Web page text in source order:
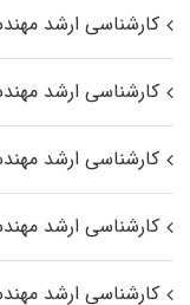
کارشناسی ارشد
کارشناسی ارشد
کارشناسی ارشد
کارشناسی ارشد
کارشناسی ارشد